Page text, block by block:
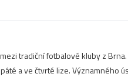
tradiční fotbalové kluby z
a ve čtvrté lize. Významného